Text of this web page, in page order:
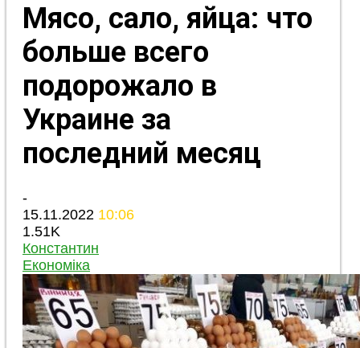
Мясо, сало, яйца: что
больше всего
подорожало в
Украине за
последний месяц
-
15.11.2022 10:06
1.51K
Константин
Економіка